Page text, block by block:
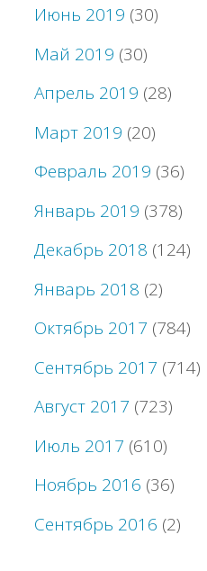
Июнь 2019 (30)
Май 2019 (30)
Апрель 2019 (28)
Март 2019 (20)
Февраль 2019 (36)
Январь 2019 (378)
Декабрь 2018 (124)
Январь 2018 (2)
Октябрь 2017 (784)
Сентябрь 2017 (714)
Август 2017 (723)
Июль 2017 (610)
Ноябрь 2016 (36)
Сентябрь 2016 (2)